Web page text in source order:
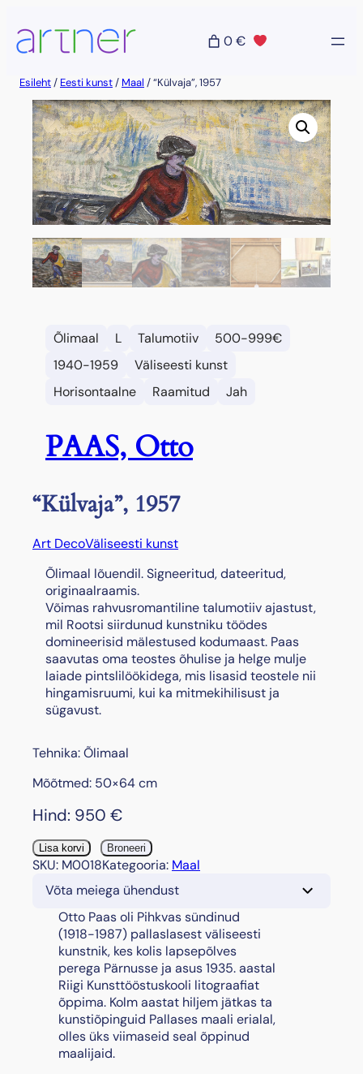
sisu
juurde
0 €
Esileht/ Eesti kunst/ Maal / “Külvaja”, 1957
Õlimaal L Talumotiiv
500-999€
1940-1959
Väliseesti kunst
Horisontaalne
Raamitud Jah
PAAS, Otto
“Külvaja”, 1957
Art DecoVäliseesti kunst
Õlimaal lõuendil. Signeeritud, dateeritud,
originaalraamis.
Võimas rahvusromantiline talumotiiv ajastust,
mil Rootsi siirdunud kunstniku töödes
domineerisid mälestused kodumaast. Paas
saavutas oma teostes õhulise ja helge mulje
laiade pintslilöökidega, mis lisasid teostele nii
hingamisruumi, kui ka mitmekihilisust ja
sügavust.
Tehnika: Õlimaal
Mõõtmed: 50×64 cm
Hind: 950 €
"
K
Lisa korvi Broneeri
SKU: M0018Kategooria: Maal
Võta meiega ühendust
Otto Paas oli Pihkvas sündinud
(1918-1987) pallaslasest väliseesti
kunstnik, kes kolis lapsepõlves
perega Pärnusse ja asus 1935. aastal
Riigi Kunsttööstuskooli litograafiat
õppima. Kolm aastat hiljem jätkas ta
kunstiõpinguid Pallases maali erialal,
olles üks viimaseid seal õppinud
maalijaid.